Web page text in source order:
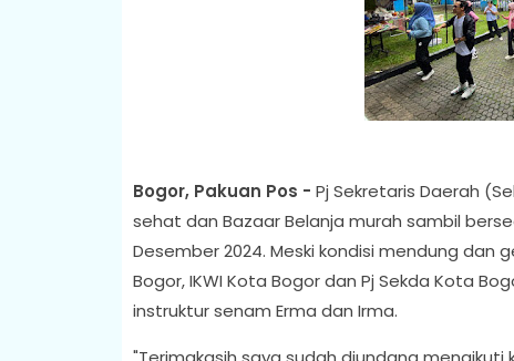
Bogor, Pakuan Pos - Pj Sekretaris Daerah
sehat dan Bazaar Belanja murah sambil
Desember 2024. Meski kondisi mendung dan
Bogor, IKWI Kota Bogor dan Pj Sekda Kota
instruktur senam Erma dan Irma.